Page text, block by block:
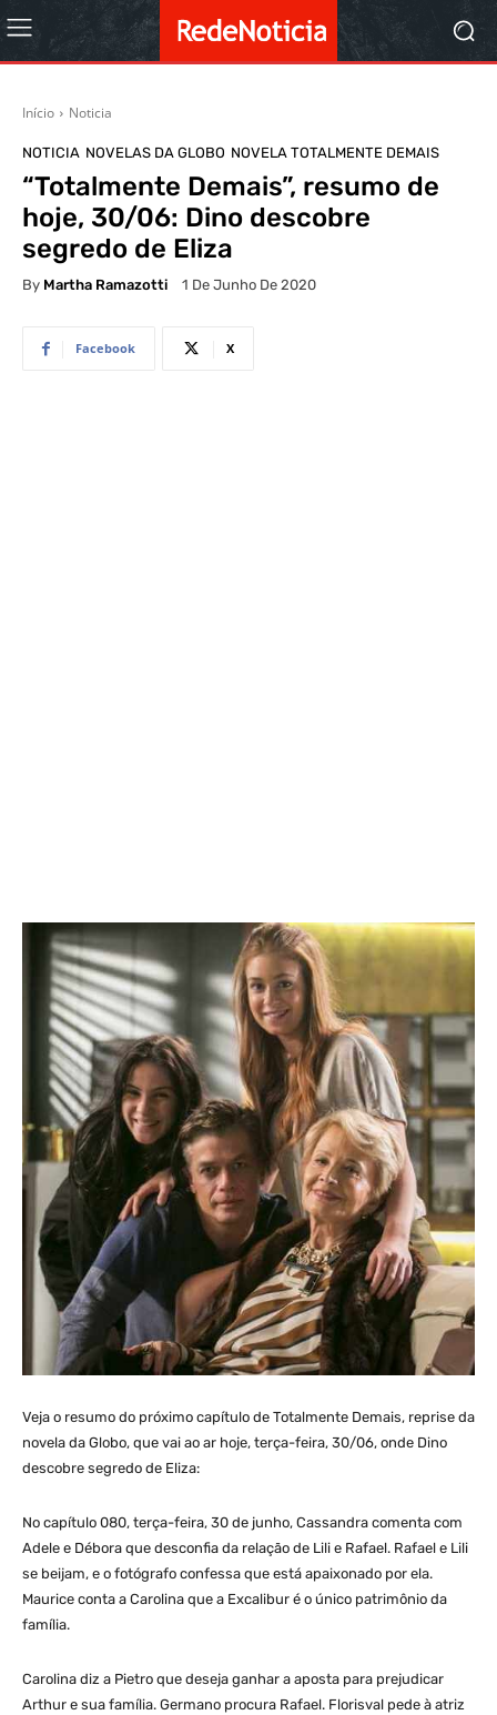
Início Noticia
NOTICIA NOVELAS DA GLOBO NOVELA TOTALMENTE DEMAIS
“Totalmente Demais”, resumo de
hoje, 30/06: Dino descobre
segredo de Eliza
By Martha Ramazotti 1 De Junho De 2020
Facebook X
Veja o resumo do próximo capítulo de Totalmente Demais, reprise da
novela da Globo, que vai ao ar hoje, terça-feira, 30/06, onde Dino
descobre segredo de Eliza:
No capítulo 080, terça-feira, 30 de junho, Cassandra comenta com
Adele e Débora que desconfia da relação de Lili e Rafael. Rafael e Lili
se beijam, e o fotógrafo confessa que está apaixonado por ela.
Maurice conta a Carolina que a Excalibur é o único patrimônio da
família.
Carolina diz a Pietro que deseja ganhar a aposta para prejudicar
Arthur e sua família. Germano procura Rafael. Florisval pede à atriz